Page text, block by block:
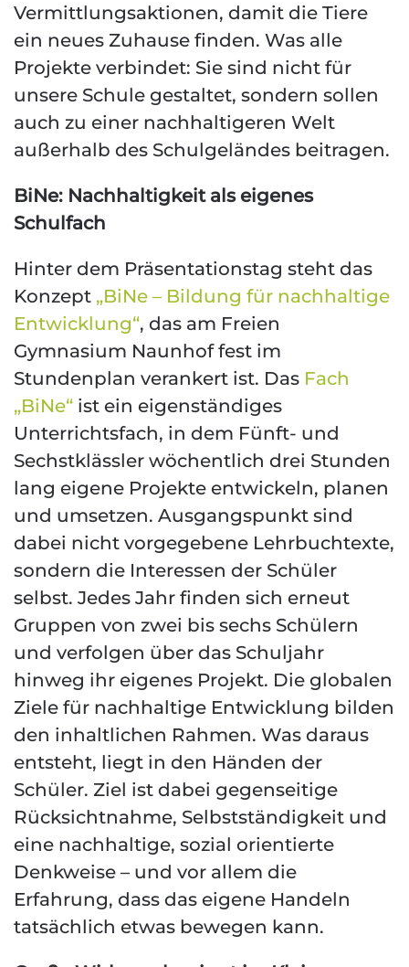
Vermittlungsaktionen, damit die Tiere
ein neues Zuhause finden. Was alle
Projekte verbindet: Sie sind nicht für
unsere Schule gestaltet, sondern sollen
auch zu einer nachhaltigeren Welt
außerhalb des Schulgeländes beitragen.
BiNe: Nachhaltigkeit als eigenes
Schulfach
Hinter dem Präsentationstag steht das
Konzept „BiNe – Bildung für nachhaltige
Entwicklung“, das am Freien
Gymnasium Naunhof fest im
Stundenplan verankert ist. Das Fach
„BiNe“ ist ein eigenständiges
Unterrichtsfach, in dem Fünft- und
Sechstklässler wöchentlich drei Stunden
lang eigene Projekte entwickeln, planen
und umsetzen. Ausgangspunkt sind
dabei nicht vorgegebene Lehrbuchtexte,
sondern die Interessen der Schüler
selbst. Jedes Jahr finden sich erneut
Gruppen von zwei bis sechs Schülern
und verfolgen über das Schuljahr
hinweg ihr eigenes Projekt. Die globalen
Ziele für nachhaltige Entwicklung bilden
den inhaltlichen Rahmen. Was daraus
entsteht, liegt in den Händen der
Schüler. Ziel ist dabei gegenseitige
Rücksichtnahme, Selbstständigkeit und
eine nachhaltige, sozial orientierte
Denkweise – und vor allem die
Erfahrung, dass das eigene Handeln
tatsächlich etwas bewegen kann.